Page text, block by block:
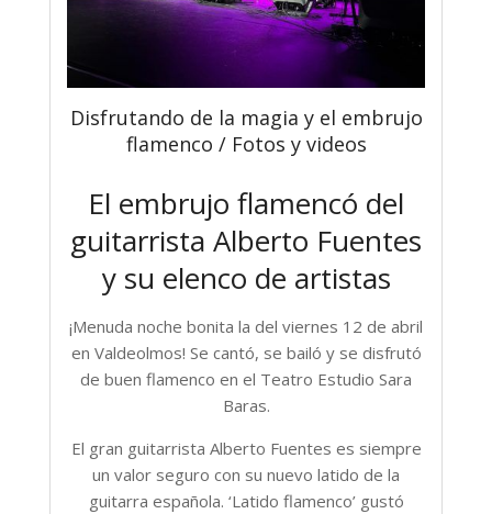
Disfrutando de la magia y el embrujo
flamenco / Fotos y videos
El embrujo flamencó del
guitarrista Alberto Fuentes
y su elenco de artistas
¡Menuda noche bonita la del viernes 12 de abril
en Valdeolmos! Se cantó, se bailó y se disfrutó
de buen flamenco en el Teatro Estudio Sara
Baras.
El gran guitarrista Alberto Fuentes es siempre
un valor seguro con su nuevo latido de la
guitarra española. ‘Latido flamenco’ gustó